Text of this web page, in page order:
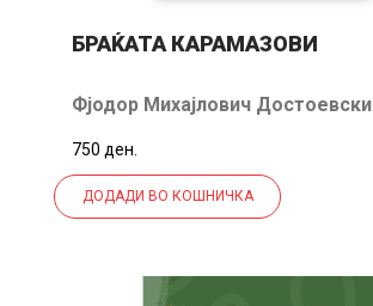
БРАЌАТА КАРАМАЗОВИ
Фјодор Михајлович Достоевски
750 ден.
ДОДАДИ ВО КОШНИЧКА